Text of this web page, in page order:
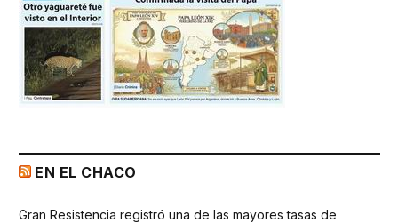
EN EL CHACO
Gran Resistencia registró una de las mayores tasas de